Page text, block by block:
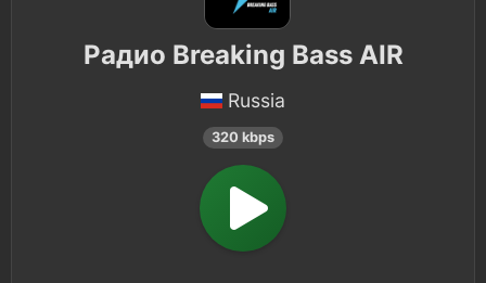
Радио Breaking Bass AIR
Russia
320 kbps